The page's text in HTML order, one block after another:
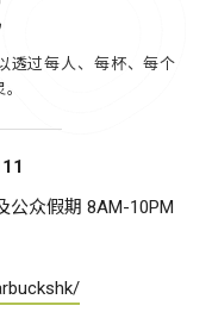
透过每人、每杯、每个
公众假期 8AM-10PM